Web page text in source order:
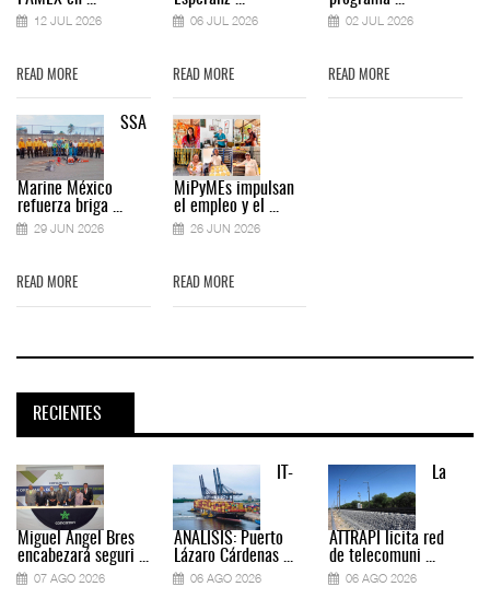
12 JUL 2026
READ MORE
SSA
Marine México
refuerza briga ...
29 JUN 2026
READ MORE
06 JUL 2026
READ MORE
MiPyMEs impulsan
el empleo y el ...
26 JUN 2026
READ MORE
02 JUL 2026
READ MORE
RECIENTES
Miguel Ángel Bres
encabezará seguri ...
07 AGO 2026
IT-
ANÁLISIS: Puerto
Lázaro Cárdenas ...
06 AGO 2026
La
ATTRAPI licita red
de telecomuni ...
06 AGO 2026